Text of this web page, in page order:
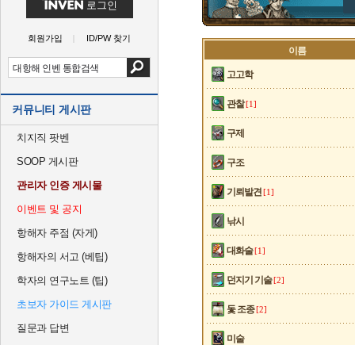
로그인
회원가입 ID/PW 찾기
커뮤니티 게시판
치지직 팟벤
SOOP 게시판
관리자 인증 게시물
이벤트 및 공지
항해자 주점 (자게)
항해자의 서고 (베팁)
학자의 연구노트 (팁)
초보자 가이드 게시판
질문과 답변
이름
고고학
관찰 [1]
구제
구조
기뢰발견 [1]
낚시
대화술 [1]
던지기 기술 [2]
돛 조종 [2]
미술